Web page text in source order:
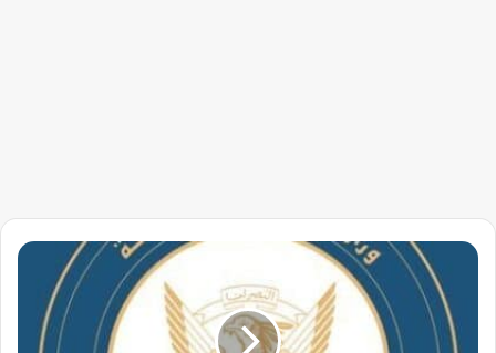
بيان
الخارجية
بشأن